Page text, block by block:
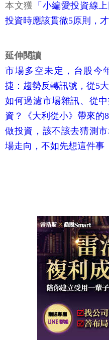
本文獲 「小編愛投資線上
投資時應該貫徹5原則，
延伸閱讀
市場多空未定，台股今
捷：趨勢反轉訊號，從5
如何過濾市場雜訊、從
資？《大利從小》帶來的
做投資，該不該去猜測
場走向，不如先想這件事